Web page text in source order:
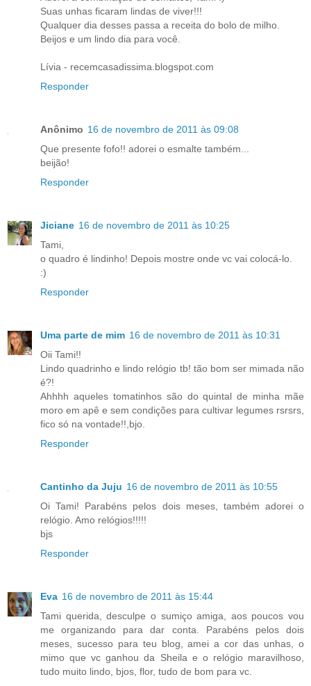
Suas unhas ficaram lindas de viver!!!
Qualquer dia desses passa a receita do bolo de milho.
Beijos e um lindo dia para você.
Lívia - recemcasadissima.blogspot.com
Responder
Anônimo 16 de novembro de 2011 às 09:08
Que presente fofo!! adorei o esmalte também...
beijão!
Responder
Jiciane 16 de novembro de 2011 às 10:25
Tami,
o quadro é lindinho! Depois mostre onde vc vai colocá-lo.
:)
Responder
Uma parte de mim 16 de novembro de 2011 às 10:31
Oii Tami!!
Lindo quadrinho e lindo relógio tb! tão bom ser mimada não
é?!
Ahhhh aqueles tomatinhos são do quintal de minha mãe
moro em apê e sem condições para cultivar legumes rsrsrs,
fico só na vontade!!,bjo.
Responder
Cantinho da Juju 16 de novembro de 2011 às 10:55
Oi Tami! Parabéns pelos dois meses, também adorei o
relógio. Amo relógios!!!!!
bjs
Responder
Eva 16 de novembro de 2011 às 15:44
Tami querida, desculpe o sumiço amiga, aos poucos vou
me organizando para dar conta. Parabéns pelos dois
meses, sucesso para teu blog, amei a cor das unhas, o
mimo que vc ganhou da Sheila e o relógio maravilhoso,
tudo muito lindo, bjos, flor, tudo de bom para vc.